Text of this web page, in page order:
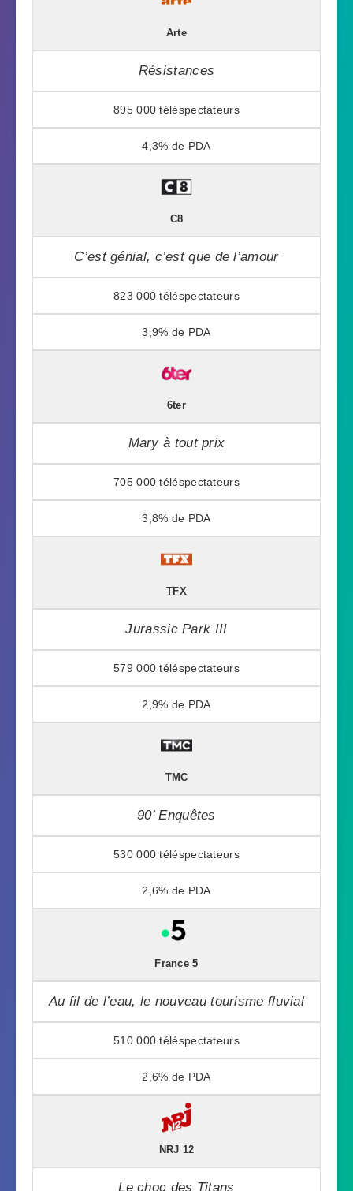
Arte
Résistances
895 000
4,3%
C8
C’est génial, c’est que de l’amour
823 000
3,9%
6ter
Mary à tout prix
705 000
3,8%
TFX
Jurassic Park III
579 000
2,9%
TMC
90’ Enquêtes
530 000
2,6%
France 5
Au fil de l’eau, le nouveau tourisme fluvial
510 000
2,6%
NRJ 12
Le choc des Titans